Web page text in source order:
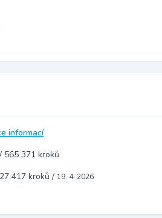
informací
/ 565 371 kroků
27 417 kroků / 19. 4. 2026